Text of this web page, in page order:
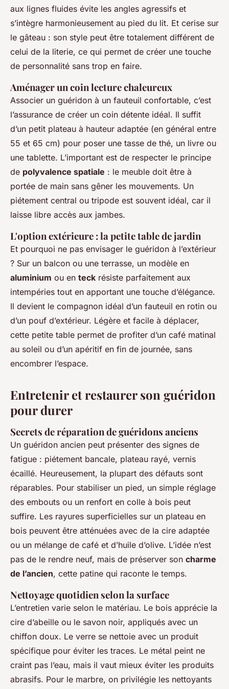
aux lignes fluides évite les angles agressifs et
s’intègre harmonieusement au pied du lit. Et cerise sur
le gâteau : son style peut être totalement différent de
celui de la literie, ce qui permet de créer une touche
de personnalité sans trop en faire.
Aménager un coin lecture chaleureux
Associer un guéridon à un fauteuil confortable, c’est
l’assurance de créer un coin détente idéal. Il suffit
d’un petit plateau à hauteur adaptée (en général entre
55 et 65 cm) pour poser une tasse de thé, un livre ou
une tablette. L’important est de respecter le principe
de polyvalence spatiale : le meuble doit être à
portée de main sans gêner les mouvements. Un
piétement central ou tripode est souvent idéal, car il
laisse libre accès aux jambes.
L'option extérieure : la petite table de jardin
Et pourquoi ne pas envisager le guéridon à l’extérieur
? Sur un balcon ou une terrasse, un modèle en
aluminium ou en teck résiste parfaitement aux
intempéries tout en apportant une touche d’élégance.
Il devient le compagnon idéal d’un fauteuil en rotin ou
d’un pouf d’extérieur. Légère et facile à déplacer,
cette petite table permet de profiter d’un café matinal
au soleil ou d’un apéritif en fin de journée, sans
encombrer l’espace.
Entretenir et restaurer son guéridon
pour durer
Secrets de réparation de guéridons anciens
Un guéridon ancien peut présenter des signes de
fatigue : piétement bancale, plateau rayé, vernis
écaillé. Heureusement, la plupart des défauts sont
réparables. Pour stabiliser un pied, un simple réglage
des embouts ou un renfort en colle à bois peut
suffire. Les rayures superficielles sur un plateau en
bois peuvent être atténuées avec de la cire adaptée
ou un mélange de café et d’huile d’olive. L’idée n’est
pas de le rendre neuf, mais de préserver son charme
de l’ancien, cette patine qui raconte le temps.
Nettoyage quotidien selon la surface
L’entretien varie selon le matériau. Le bois apprécie la
cire d’abeille ou le savon noir, appliqués avec un
chiffon doux. Le verre se nettoie avec un produit
spécifique pour éviter les traces. Le métal peint ne
craint pas l’eau, mais il vaut mieux éviter les produits
abrasifs. Pour le marbre, on privilégie les nettoyants